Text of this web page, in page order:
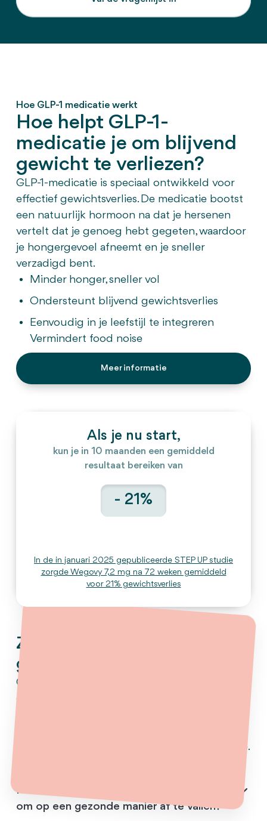
Als je nu start,
kun je in 10 maanden een gemiddeld
resultaat bereiken van
- 21%
In de in januari 2025 gepubliceerde STEP UP studie
zorgde Wegovy 7,2 mg na 72 weken gemiddeld
voor 21% gewichtsverlies
Hoe GLP-1 medicatie werkt
Hoe helpt GLP-1-
medicatie je om blijvend
gewicht te verliezen?
GLP-1-medicatie is speciaal ontwikkeld voor
effectief gewichtsverlies. De medicatie bootst
een natuurlijk hormoon na dat je hersenen
vertelt dat je genoeg hebt gegeten, waardoor
je hongergevoel afneemt en je sneller
verzadigd bent.
Minder honger, sneller vol
Ondersteunt blijvend gewichtsverlies
Eenvoudig in je leefstijl te integreren
Vermindert food noise
Meer informatie
Zo gebruik je
gewichtsverliesmedicatie
Gewichtsverliesmedicatie helpt je eetlust
onder controle te krijgen en ondersteunt
eenvoudig onderdeel van je dagelijkse routine.
Hoe helpt gewichtsverliesmedicatie mij
om op een gezonde manier af te vallen?